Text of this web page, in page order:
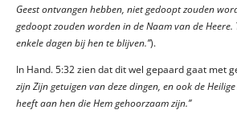
Geest ontvangen hebben, niet gedoopt zouden
gedoopt zouden worden in de Naam van de Heere.
enkele dagen bij hen te blijven.’’).
In Hand. 5:32 zien dat dit wel gepaard gaat met
zijn Zijn getuigen van deze dingen, en ook de Heilige
heeft aan hen die Hem gehoorzaam zijn.’’